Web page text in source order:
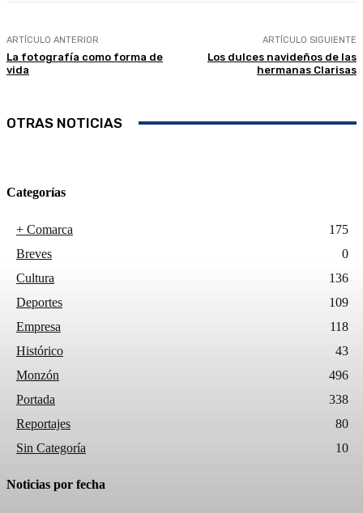
ARTÍCULO ANTERIOR
La fotografía como forma de
vida
ARTÍCULO SIGUIENTE
Los dulces navideños de las
hermanas Clarisas
OTRAS NOTICIAS
Categorías
+ Comarca
175
Breves
0
Cultura
136
Deportes
109
Empresa
118
Histórico
43
Monzón
496
Portada
338
Reportajes
80
Sin Categoría
10
Noticias por fecha